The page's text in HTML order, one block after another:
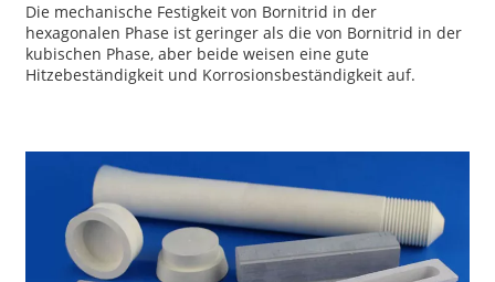
Die mechanische Festigkeit von Bornitrid in der
hexagonalen Phase ist geringer als die von Bornitrid in der
kubischen Phase, aber beide weisen eine gute
Hitzebeständigkeit und Korrosionsbeständigkeit auf.